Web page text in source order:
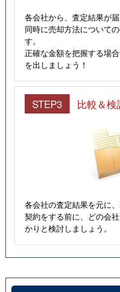
各会社から、査定結果が届
同時に売却方法について
す。
正確な金額を把握する場
を出しましょう！
STEP3 比較＆検
各会社の査定結果を元に、
契約をする前に、どの会
かりと検討しましょう。